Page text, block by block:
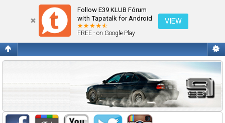
Follow E39 KLUB Fórum
with Tapatalk for Android
FREE - on Google Play
VIEW
Alkatrész